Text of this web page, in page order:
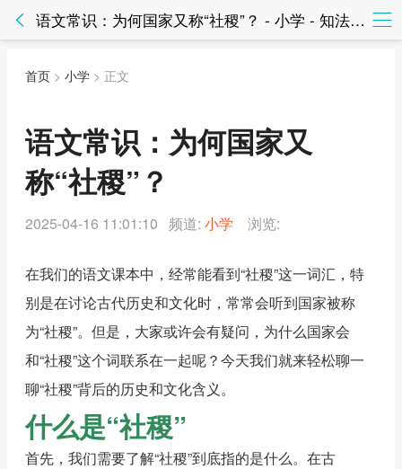
语文常识：为何国家又称“社稷”？ - 小学 - 知法网知法网
首页 > 小学 > 正文
语文常识：为何国家又
称“社稷”？
2025-04-16 11:01:10 频道: 小学 浏览:
在我们的语文课本中，经常能看到“社稷”这一词汇，特
别是在讨论古代历史和文化时，常常会听到国家被称
为“社稷”。但是，大家或许会有疑问，为什么国家会
和“社稷”这个词联系在一起呢？今天我们就来轻松聊一
聊“社稷”背后的历史和文化含义。
什么是“社稷”
首先，我们需要了解“社稷”到底指的是什么。在古